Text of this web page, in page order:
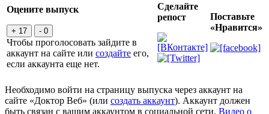
Оцените выпуск
+ 17 - 0
Чтобы проголосовать зайдите в
аккаунт на сайте или создайте его,
если аккаунта еще нет.
Сделайте
репост
Поставьте
«Нравится»
Необходимо войти на страницу выпуска через аккаунт на
сайте «Доктор Веб» (или создать аккаунт). Аккаунт должен
быть связан с вашим аккаунтом в социальной сети. Видео о